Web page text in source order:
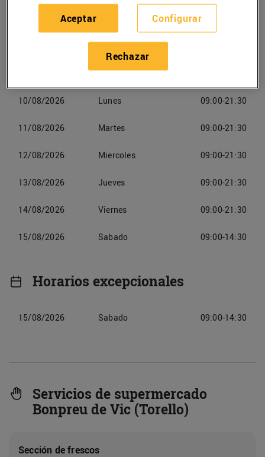
07/08/2026 09:00-21:30
Sabado
Domingo
10/08/2026 Lunes 09:00-21:30
11/08/2026 Martes 09:00-21:30
12/08/2026 Miercoles 09:00-21:30
13/08/2026 Jueves 09:00-21:30
14/08/2026 Viernes 09:00-21:30
15/08/2026 Sabado 09:00-14:30
Horarios excepcionales
15/08/2026 Sabado 09:00-14:30
Servicios de supermercado
Bonpreu de Vic (Torello)
Sección de frescos
Configurar
Rechazar
Aceptar